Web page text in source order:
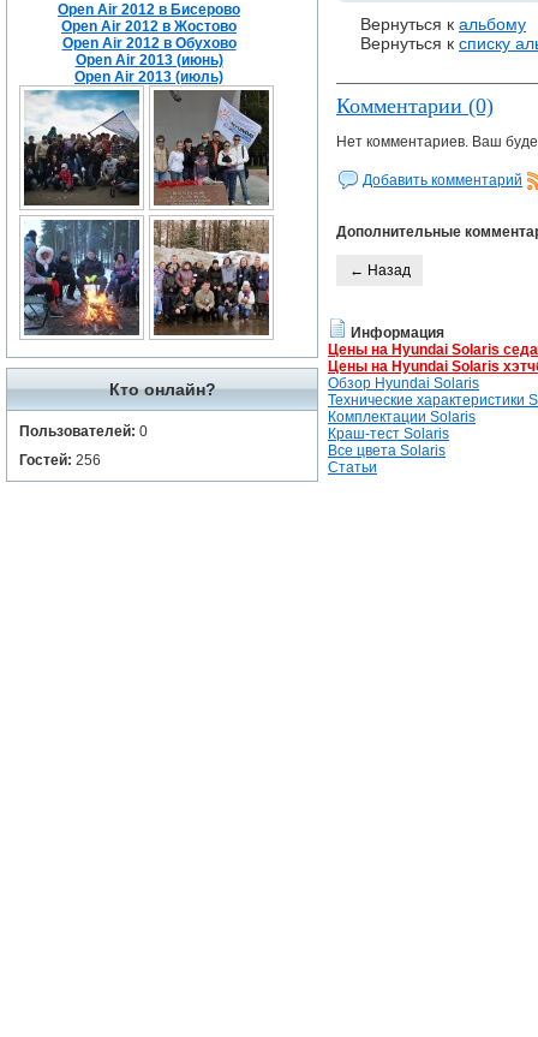
Open Air 2012 в Бисерово
Open Air 2012 в Жостово
Open Air 2012 в Обухово
Open Air 2013 (июнь)
Open Air 2013 (июль)
Кто онлайн?
Пользователей: 0
Гостей: 256
Вернуться к альбому
Вернуться к списку
Комментарии (0)
Нет комментариев. Ваш
Добавить комментарий
Дополнительные
← Назад
Информация
Цены на Hyundai Solaris
Цены на Hyundai Solaris
Обзор Hyundai Solaris
Технические характеристики
Комплектации Solaris
Краш-тест Solaris
Все цвета Solaris
Статьи